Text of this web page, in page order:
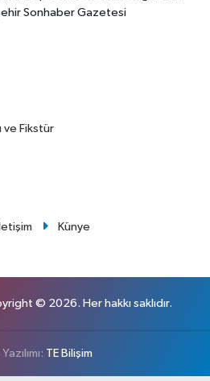
Sonhaber Gazetesi
ve Fikstür
Künye
© 2026. Her hakkı saklıdır.
TE Bilişim